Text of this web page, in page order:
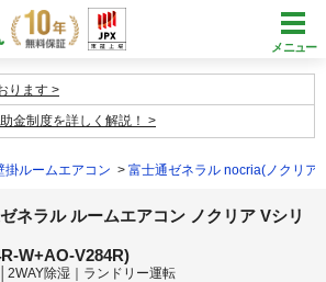
メニュー
ります
金制度を詳しく解説！
掛ルームエアコン 富士通ゼネラル nocria(ノクリア)
ネラル ルームエアコン ノクリア Vシリ
W+AO-V284R)
除湿｜ランドリー運転